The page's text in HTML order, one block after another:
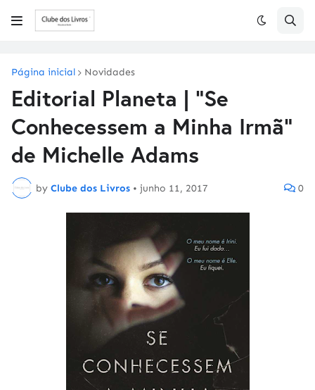
Página inicial Novidades
Editorial Planeta | "Se
Conhecessem a Minha Irmã"
de Michelle Adams
by Clube dos Livros • junho 11, 2017 0